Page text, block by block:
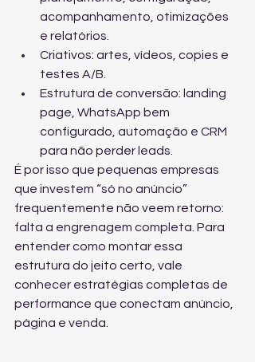
acompanhamento, otimizações
e relatórios.
Criativos: artes, vídeos, copies e
testes A/B.
Estrutura de conversão: landing
page, WhatsApp bem
configurado, automação e CRM
para não perder leads.
É por isso que pequenas empresas
que investem “só no anúncio”
frequentemente não veem retorno:
falta a engrenagem completa. Para
entender como montar essa
estrutura do jeito certo, vale
conhecer estratégias completas de
performance que conectam anúncio,
página e venda.